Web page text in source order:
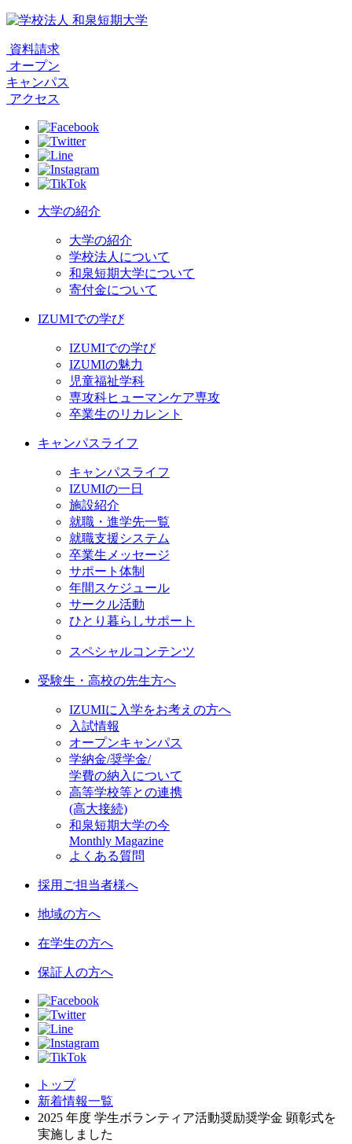
資料請求
オープン
キャンパス
アクセス
大学の紹介
大学の紹介
学校法人について
和泉短期大学について
寄付金について
IZUMIでの学び
IZUMIでの学び
IZUMIの魅力
児童福祉学科
専攻科ヒューマンケア専攻
卒業生のリカレント
キャンパスライフ
キャンパスライフ
IZUMIの一日
施設紹介
就職・進学先一覧
就職支援システム
卒業生メッセージ
サポート体制
年間スケジュール
サークル活動
ひとり暮らしサポート
スペシャルコンテンツ
受験生・高校の先生方へ
IZUMIに入学をお考えの方へ
入試情報
オープンキャンパス
学納金/奨学金/
学費の納入について
高等学校等との連携
(高大接続)
和泉短期大学の今
Monthly Magazine
よくある質問
採用ご担当者様へ
地域の方へ
在学生の方へ
保証人の方へ
トップ
新着情報一覧
2025 年度 学生ボランティア活動奨励奨学金 顕彰式を
実施しました